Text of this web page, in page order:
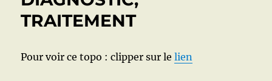
TRAITEMENT
Pour voir ce topo : clipper sur lelien